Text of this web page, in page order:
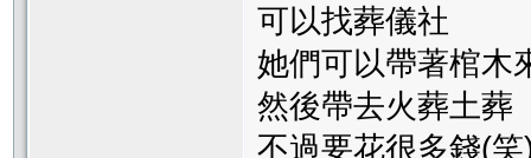
可以找葬儀社
她們可以帶著棺木
然後帶去火葬土葬
不過要花很多錢(笑